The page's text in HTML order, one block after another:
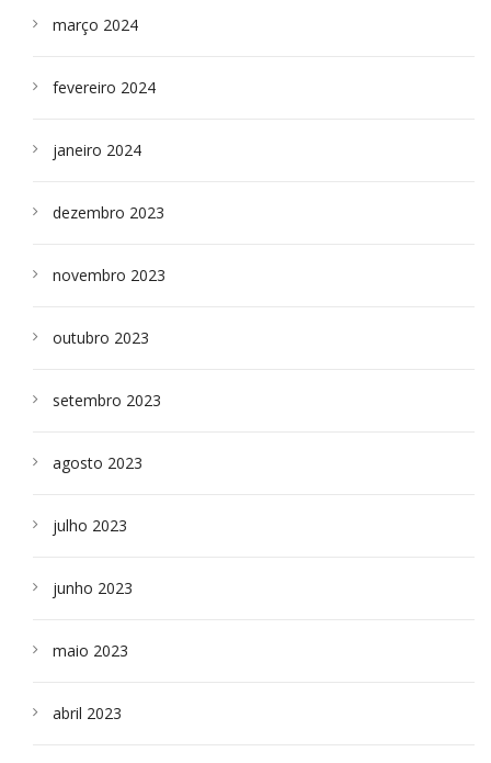
março 2024
fevereiro 2024
janeiro 2024
dezembro 2023
novembro 2023
outubro 2023
setembro 2023
agosto 2023
julho 2023
junho 2023
maio 2023
abril 2023